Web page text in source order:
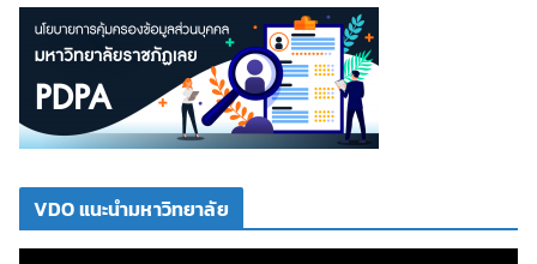
VDO แนะนำมหาวิทยาลัย